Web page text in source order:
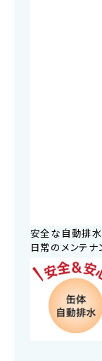
安全な自動排
日常のメンテナ